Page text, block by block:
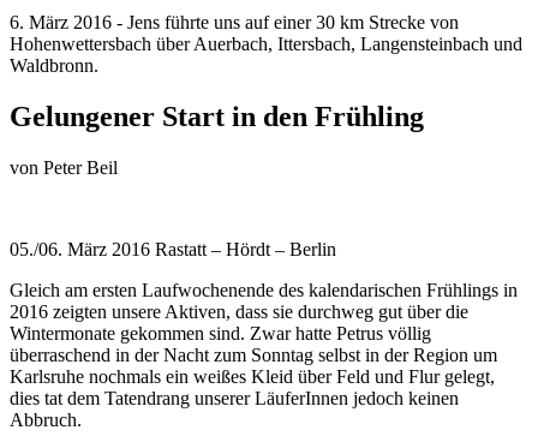
6. März 2016 - Jens führte uns auf einer 30 km Strecke von
Hohenwettersbach über Auerbach, Ittersbach, Langensteinbach und
Waldbronn.
Gelungener Start in den Frühling
von Peter Beil
05./06. März 2016 Rastatt – Hördt – Berlin
Gleich am ersten Laufwochenende des kalendarischen Frühlings in
2016 zeigten unsere Aktiven, dass sie durchweg gut über die
Wintermonate gekommen sind. Zwar hatte Petrus völlig
überraschend in der Nacht zum Sonntag selbst in der Region um
Karlsruhe nochmals ein weißes Kleid über Feld und Flur gelegt,
dies tat dem Tatendrang unserer LäuferInnen jedoch keinen
Abbruch.